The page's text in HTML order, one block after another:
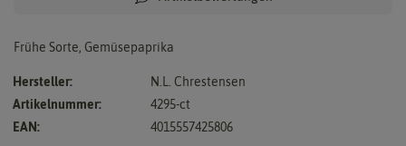
Frühe Sorte, Gemüsepaprika
Hersteller:
N.L. Chrestensen
Artikelnummer:
4295-ct
EAN:
4015557425806